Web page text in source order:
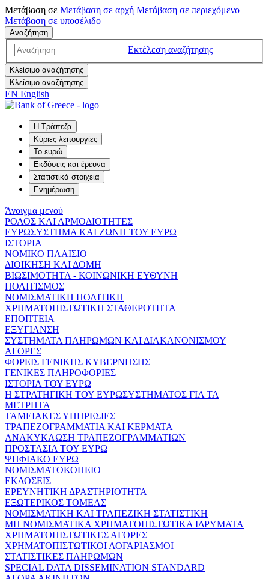
Μετάβαση σε Μετάβαση σε αρχή Μετάβαση σε περιεχόμενο
Μετάβαση σε υποσέλιδο
Αναζήτηση
Εκτέλεση αναζήτησης
Κλείσιμο αναζήτησης
Κλείσιμο αναζήτησης
EN English
Η Τράπεζα
Κύριες λειτουργίες
Το ευρώ
Εκδόσεις και έρευνα
Στατιστικά στοιχεία
Ενημέρωση
Άνοιγμα μενού
ΡΟΛΟΣ ΚΑΙ ΑΡΜΟΔΙΟΤΗΤΕΣ
ΕΥΡΩΣΥΣΤΗΜΑ ΚΑΙ ΖΩΝΗ ΤΟΥ ΕΥΡΩ
ΙΣΤΟΡΙΑ
ΝΟΜΙΚΟ ΠΛΑΙΣΙΟ
ΔΙΟΙΚΗΣΗ ΚΑΙ ΔΟΜΗ
ΒΙΩΣΙΜΟΤΗΤΑ - ΚΟΙΝΩΝΙΚΗ ΕΥΘΥΝΗ
ΠΟΛΙΤΙΣΜΟΣ
ΝΟΜΙΣΜΑΤΙΚΗ ΠΟΛΙΤΙΚΗ
ΧΡΗΜΑΤΟΠΙΣΤΩΤΙΚΗ ΣΤΑΘΕΡΟΤΗΤΑ
ΕΠΟΠΤΕΙΑ
ΕΞΥΓΙΑΝΣΗ
ΣΥΣΤΗΜΑΤΑ ΠΛΗΡΩΜΩΝ ΚΑΙ ΔΙΑΚΑΝΟΝΙΣΜΟΥ
ΑΓΟΡΕΣ
ΦΟΡΕΙΣ ΓΕΝΙΚΗΣ ΚΥΒΕΡΝΗΣΗΣ
ΓΕΝΙΚΕΣ ΠΛΗΡΟΦΟΡΙΕΣ
ΙΣΤΟΡΙΑ ΤΟΥ ΕΥΡΩ
Η ΣΤΡΑΤΗΓΙΚΗ ΤΟΥ ΕΥΡΩΣΥΣΤΗΜΑΤΟΣ ΓΙΑ ΤΑ
ΜΕΤΡΗΤΑ
ΤΑΜΕΙΑΚΕΣ ΥΠΗΡΕΣΙΕΣ
ΤΡΑΠΕΖΟΓΡΑΜΜΑΤΙΑ ΚΑΙ ΚΕΡΜΑΤΑ
ΑΝΑΚΥΚΛΩΣΗ ΤΡΑΠΕΖΟΓΡΑΜΜΑΤΙΩΝ
ΠΡΟΣΤΑΣΙΑ ΤΟΥ ΕΥΡΩ
ΨΗΦΙΑΚΟ ΕΥΡΩ
ΝΟΜΙΣΜΑΤΟΚΟΠΕΙΟ
ΕΚΔΟΣΕΙΣ
ΕΡΕΥΝΗΤΙΚΗ ΔΡΑΣΤΗΡΙΟΤΗΤΑ
ΕΞΩΤΕΡΙΚΟΣ ΤΟΜΕΑΣ
ΝΟΜΙΣΜΑΤΙΚΗ ΚΑΙ ΤΡΑΠΕΖΙΚΗ ΣΤΑΤΙΣΤΙΚΗ
ΜΗ ΝΟΜΙΣΜΑΤΙΚΑ ΧΡΗΜΑΤΟΠΙΣΤΩΤΙΚΑ ΙΔΡΥΜΑΤΑ
ΧΡΗΜΑΤΟΠΙΣΤΩΤΙΚΕΣ ΑΓΟΡΕΣ
ΧΡΗΜΑΤΟΠΙΣΤΩΤΙΚΟΙ ΛΟΓΑΡΙΑΣΜΟΙ
ΣΤΑΤΙΣΤΙΚΕΣ ΠΛΗΡΩΜΩΝ
SPECIAL DATA DISSEMINATION STANDARD